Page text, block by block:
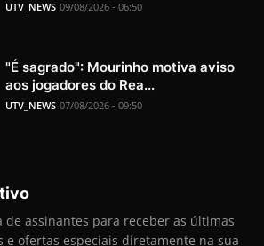
UTV_NEWS 09/08/2026 - 06:50
"É sagrado": Mourinho motiva aviso
aos jogadores do Rea...
UTV_NEWS 07/08/2026 - 09:50
de assinantes para receber as últimas
e ofertas especiais diretamente na sua